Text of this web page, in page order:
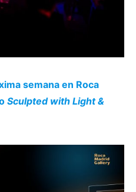
semana en Roca
Sculpted with Light &